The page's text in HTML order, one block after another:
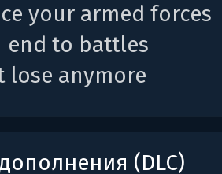
your armed forces
end to battles
lose anymore
(DLC)